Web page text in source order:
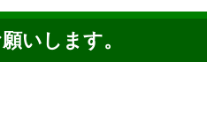
いします。